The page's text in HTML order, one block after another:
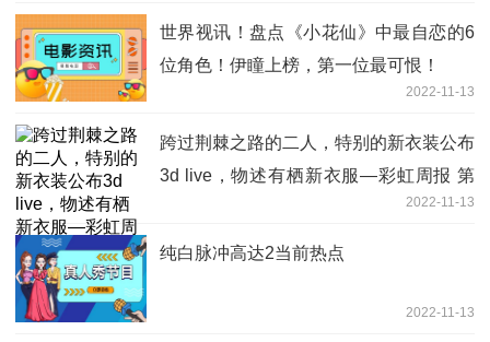
世界视讯！盘点《小花仙》中最自恋的6
位角色！伊瞳上榜，第一位最可恨！
2022-11-13
跨过荆棘之路的二人，特别的新衣装公布
3d live，物述有栖新衣服—彩虹周报 第
2022-11-13
纯白脉冲高达2当前热点
2022-11-13